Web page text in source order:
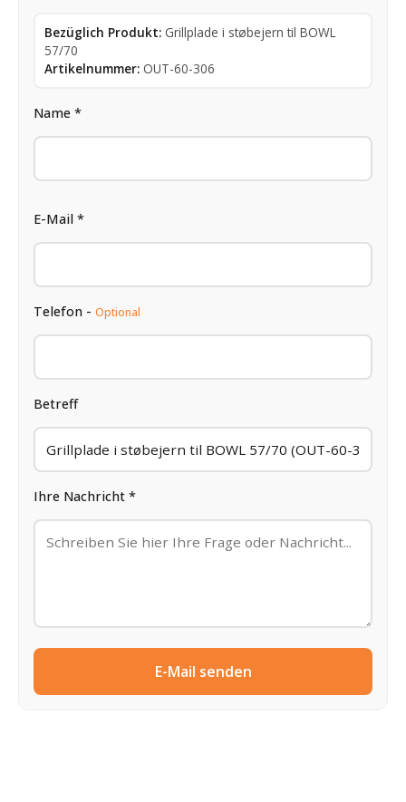
Bezüglich Produkt: Grillplade i støbejern til BOWL
57/70
Artikelnummer: OUT-60-306
Name *
E-Mail *
Telefon - Optional
Betreff
Ihre Nachricht *
E-Mail senden